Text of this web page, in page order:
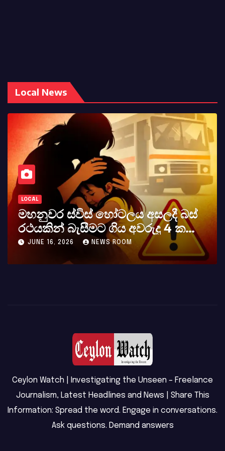
Local News
බස්
4 ක
LOCAL
කර්නල් අශෝක අලස්
අභාවය අප රටට සිදුවූ
MAY 23, 2026 NEWS ROOM
Ceylon Watch | Investigating the Unseen – Freelance
Journalism, Latest Headlines and News | Share This
Information: Spread the word. Engage in conversations.
Ask questions. Demand answers